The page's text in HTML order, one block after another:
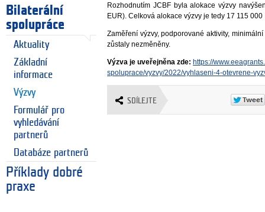
Bilaterální
spolupráce
Aktuality
Základní
informace
Výzvy
Formulář pro
vyhledávání
partnerů
Databáze partnerů
Příklady dobré
praxe
Rozhodnutím JCBF byla alokace výzvy
EUR). Celková alokace výzvy je tedy 17 115
Zaměření výzvy, podporované aktivity,
zůstaly nezměněny.
Výzva je uveřejněna zde:https://
spoluprace/vyzvy/2022/vyhlaseni-4-otevrene-
SDÍLEJTE